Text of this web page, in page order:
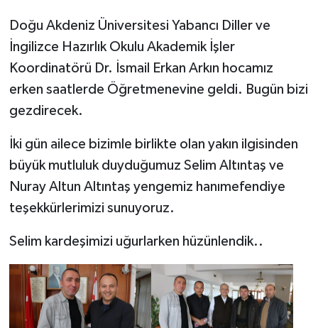
Doğu Akdeniz Üniversitesi Yabancı Diller ve
İngilizce Hazırlık Okulu Akademik İşler
Koordinatörü Dr. İsmail Erkan Arkın hocamız
erken saatlerde Öğretmenevine geldi. Bugün bizi
gezdirecek.
İki gün ailece bizimle birlikte olan yakın ilgisinden
büyük mutluluk duyduğumuz Selim Altıntaş ve
Nuray Altun Altıntaş yengemiz hanımefendiye
teşekkürlerimizi sunuyoruz.
Selim kardeşimizi uğurlarken hüzünlendik..